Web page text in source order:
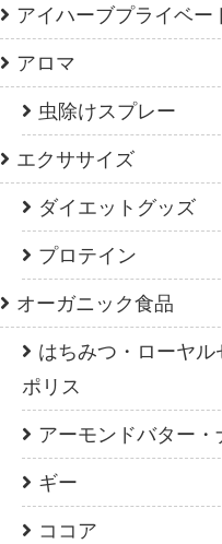
アイハーブプライベー
アロマ
虫除けスプレー
エクササイズ
ダイエットグッズ
プロテイン
オーガニック食品
はちみつ・ローヤル
ポリス
アーモンドバター・
ギー
ココア